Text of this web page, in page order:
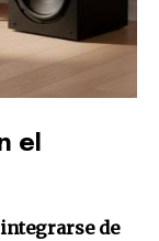
de
de la
el
integrarse de